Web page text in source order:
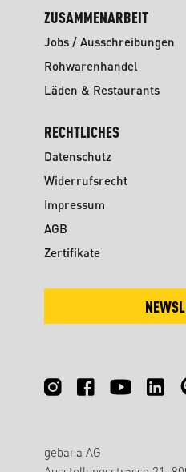
ZUSAMMENARBEIT
Jobs / Ausschreibungen
Rohwarenhandel
Läden & Restaurants
RECHTLICHES
Datenschutz
Widerrufsrecht
Impressum
AGB
Zertifikate
gebana AG